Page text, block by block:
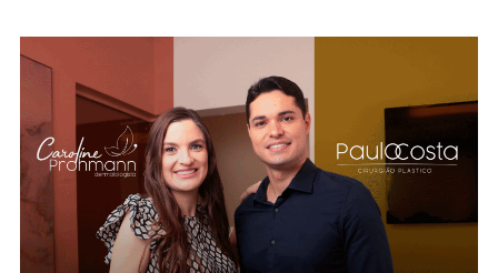
Na
Deixa
19
Feridos
Em
Jaraguá;
Motorista
Ficou